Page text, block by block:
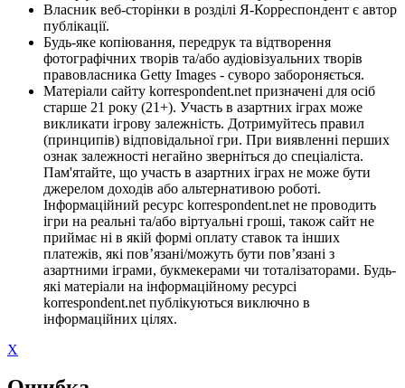
Власник веб-сторінки в розділі Я-Корреспондент є автор
публікації.
Будь-яке копіювання, передрук та відтворення
фотографічних творів та/або аудіовізуальних творів
правовласника Getty Images - суворо забороняється.
Матеріали сайту korrespondent.net призначені для осіб
старше 21 року (21+). Участь в азартних іграх може
викликати ігрову залежність. Дотримуйтесь правил
(принципів) відповідальної гри. При виявленні перших
ознак залежності негайно зверніться до спеціаліста.
Пам'ятайте, що участь в азартних іграх не може бути
джерелом доходів або альтернативою роботі.
Інформаційний ресурс korrespondent.net не проводить
ігри на реальні та/або віртуальні гроші, також сайт не
приймає ні в якій формі оплату ставок та інших
платежів, які пов’язані/можуть бути пов’язані з
азартними іграми, букмекерами чи тоталізаторами. Будь-
які матеріали на інформаційному ресурсі
korrespondent.net публікуються виключно в
інформаційних цілях.
X